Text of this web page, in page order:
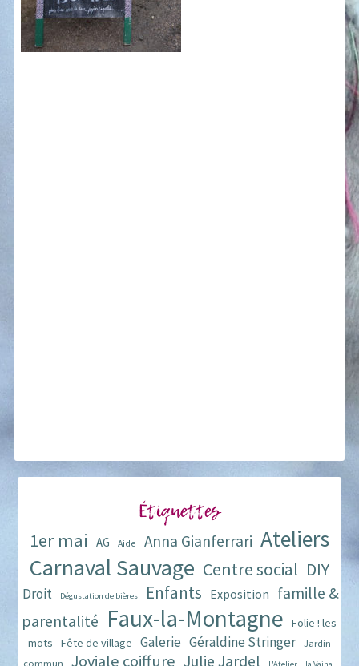
Étiquettes
1er mai AG Aide Anna Gianferrari Ateliers
Carnaval Sauvage Centre social DIY
Droit Dégustation de bières Enfants Exposition famille &
parentalité Faux-la-Montagne
Folie ! les
mots
Fête de village Galerie Géraldine Stringer
Jardin
commun
Joviale coiffure Julie Jardel L'Atelier la Vaina